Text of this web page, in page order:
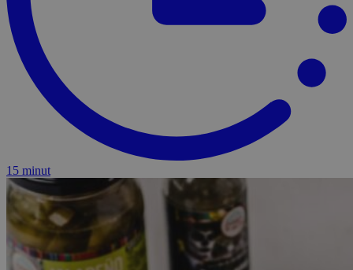
15 minut